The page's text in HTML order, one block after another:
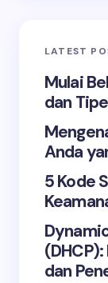
LATEST
Mulai
dan
Anda
5 Kode
dan